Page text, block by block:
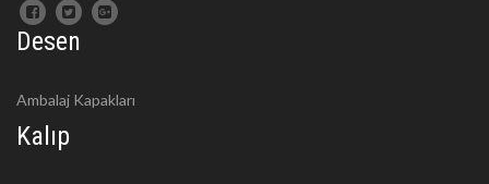
Desen
Ambalaj Kapakları
Kalıp